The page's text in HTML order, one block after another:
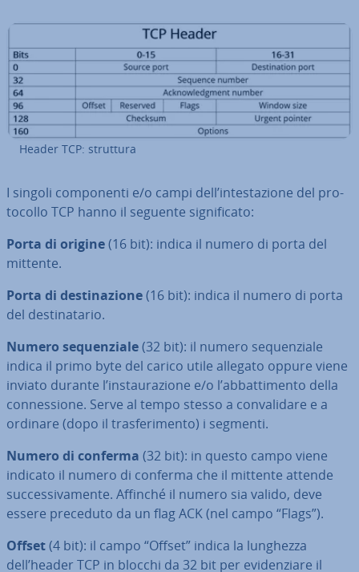
Header TCP: struttura
I singoli com­po­nen­ti e/o campi dell’in­te­sta­zio­ne del pro­
to­col­lo TCP hanno il seguente si­gni­fi­ca­to:
Porta di origine(16 bit): indica il numero di porta del
mittente.
Porta di de­sti­na­zio­ne(16 bit): indica il numero di porta
del de­sti­na­ta­rio.
Numero se­quen­zia­le(32 bit): il numero se­quen­zia­le
indica il primo byte del carico utile allegato oppure viene
inviato durante l’in­stau­ra­zio­ne e/o l’ab­bat­ti­men­to della
con­nes­sio­ne. Serve al tempo stesso a con­va­li­da­re e a
ordinare (dopo il tra­sfe­ri­men­to) i segmenti.
Numero di conferma (32 bit): in questo campo viene
indicato il numero di conferma che il mittente attende
suc­ces­si­va­men­te. Affinché il numero sia valido, deve
essere preceduto da un flag ACK (nel campo “Flags”).
Offset(4 bit): il campo “Offset” indica la lunghezza
dell’header TCP in blocchi da 32 bit per evi­den­zia­re il